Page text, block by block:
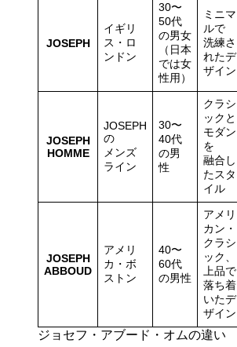
JOSEPH
イギリ
ス・ロ
ンドン
30〜
50代
の男女
（日本
では女
性用）
ミニマ
ルで
洗練さ
れたデ
ザイン
JOSEPH
HOMME
JOSEPH
の
メンズ
ライン
30〜
40代
の男
性
クラシ
ックと
モダン
を
融合し
たスタ
イル
JOSEPH
ABBOUD
アメリ
カ・ボ
ストン
40〜
60代
の男性
アメリ
カン・
クラシ
ック、
上品で
落ち着
いたデ
ザイン
ジョセフ・アブード・オムの違い